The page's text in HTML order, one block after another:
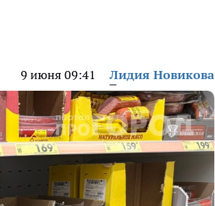
9 июня 09:41 Лидия Новикова